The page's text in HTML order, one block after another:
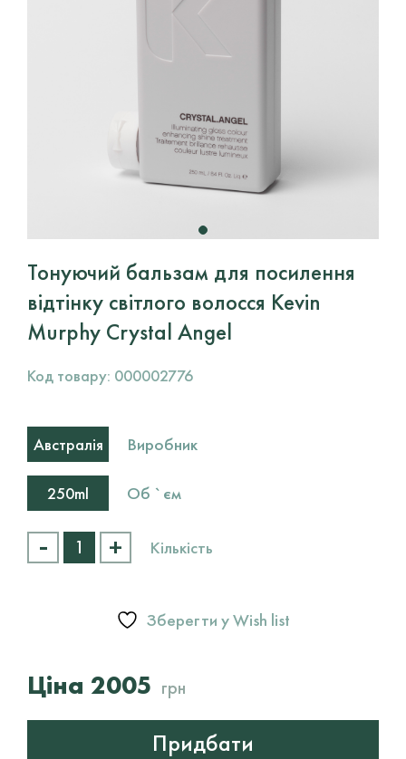
Тонуючий бальзам для посилення
відтінку світлого волосся Kevin
Murphy Crystal Angel
Код товару: 000002776
Австралія Виробник
250ml Об `єм
-
Тонуючий
бальзам
Murphy
Angel
+ Кількість
Зберегти у Wish list
2005 грн
Придбати